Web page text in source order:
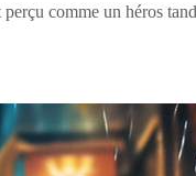
comme un héros